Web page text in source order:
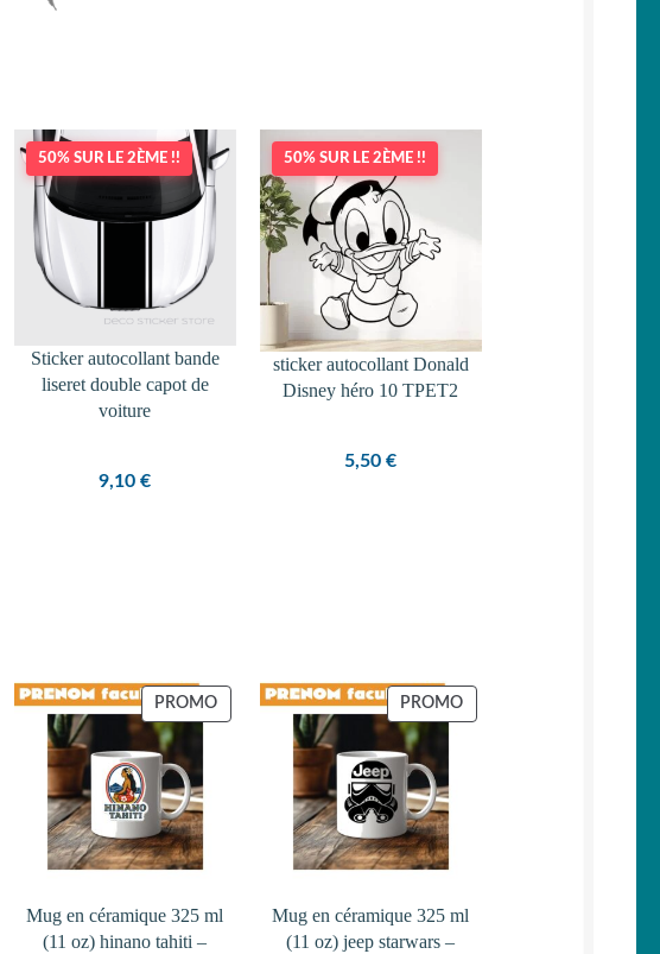
50% SUR LE 2ÈME !!
Sticker autocollant bande
liseret double capot de
voiture
9,10€
50% SUR LE 2ÈME !!
sticker autocollant Donald
Disney héro 10 TPET2
5,50€
PROMOPRODUIT
PROMOTION
Mug en céramique 325 ml
(11 oz) hinano tahiti –
PROMOPRODUIT
Mug en céramique 325 ml
(11 oz) jeep starwars –